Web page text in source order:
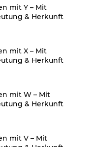
mit Y – Mit
& Herkunft
mit X – Mit
& Herkunft
mit W – Mit
& Herkunft
mit V – Mit